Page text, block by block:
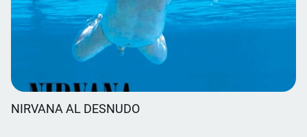
NIRVANA AL DESNUDO